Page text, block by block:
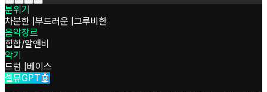
분위기
차분한 부드러운 그루비한
음악장르
힙합/알앤비
악기
드럼
베이스
셀뮤GPT🤖